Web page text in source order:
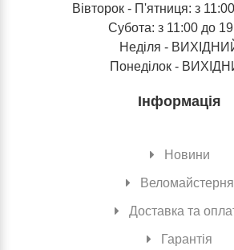
Вівторок - П'ятниця: з
Субота: з 11:00 до
Неділя -
Понеділок -
Інформація
Новини
Веломайстерня
Доставка та
Гарантія